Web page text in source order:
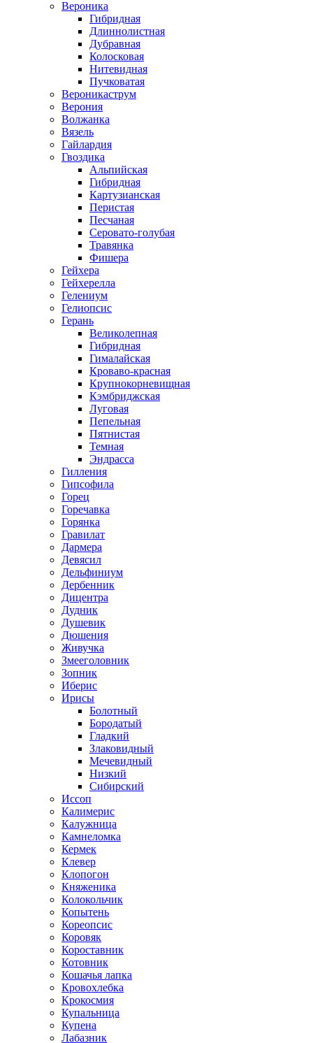
Вероника
Гибридная
Длиннолистная
Дубравная
Колосковая
Нитевидная
Пучковатая
Вероникаструм
Верония
Волжанка
Вязель
Гайлардия
Гвоздика
Альпийская
Гибридная
Картузианская
Перистая
Песчаная
Серовато-голубая
Травянка
Фишера
Гейхера
Гейхерелла
Гелениум
Гелиопсис
Герань
Великолепная
Гибридная
Гималайская
Кроваво-красная
Крупнокорневищная
Кэмбриджская
Луговая
Пепельная
Пятнистая
Темная
Эндрасса
Гилления
Гипсофила
Горец
Горечавка
Горянка
Гравилат
Дармера
Девясил
Дельфиниум
Дербенник
Дицентра
Дудник
Душевик
Дюшения
Живучка
Змееголовник
Зопник
Иберис
Ирисы
Болотный
Бородатый
Гладкий
Злаковидный
Мечевидный
Низкий
Сибирский
Иссоп
Калимерис
Калужница
Камнеломка
Кермек
Клевер
Клопогон
Княженика
Колокольчик
Копытень
Кореопсис
Коровяк
Короставник
Котовник
Кошачья лапка
Кровохлебка
Крокосмия
Купальница
Купена
Лабазник